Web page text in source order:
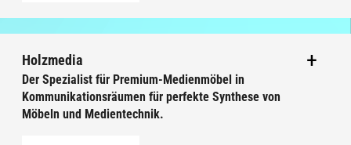
Holzmedia
Der Spezialist für Premium-Medienmöbel in
Kommunikationsräumen für perfekte Synthese von
Möbeln und Medientechnik.